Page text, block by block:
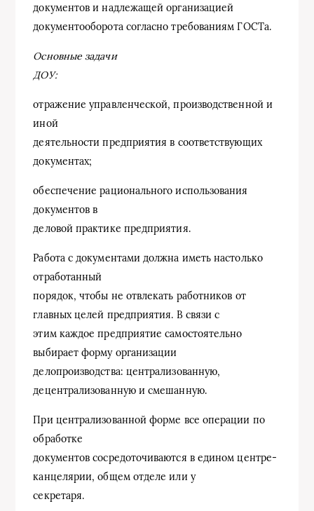
документов и надлежащей организацией
документооборота согласно требованиям ГОСТа.
Основные задачи
ДОУ:
отражение управленческой, производственной и
иной
деятельности предприятия в соответствующих
документах;
обеспечение рационального использования
документов в
деловой практике предприятия.
Работа с документами должна иметь настолько
отработанный
порядок, чтобы не отвлекать работников от
главных целей предприятия. В связи с
этим каждое предприятие самостоятельно
выбирает форму организации
делопроизводства: централизованную,
децентрализованную и смешанную.
При централизованной форме все операции по
обработке
документов сосредоточиваются в едином центре-
канцелярии, общем отделе или у
секретаря.